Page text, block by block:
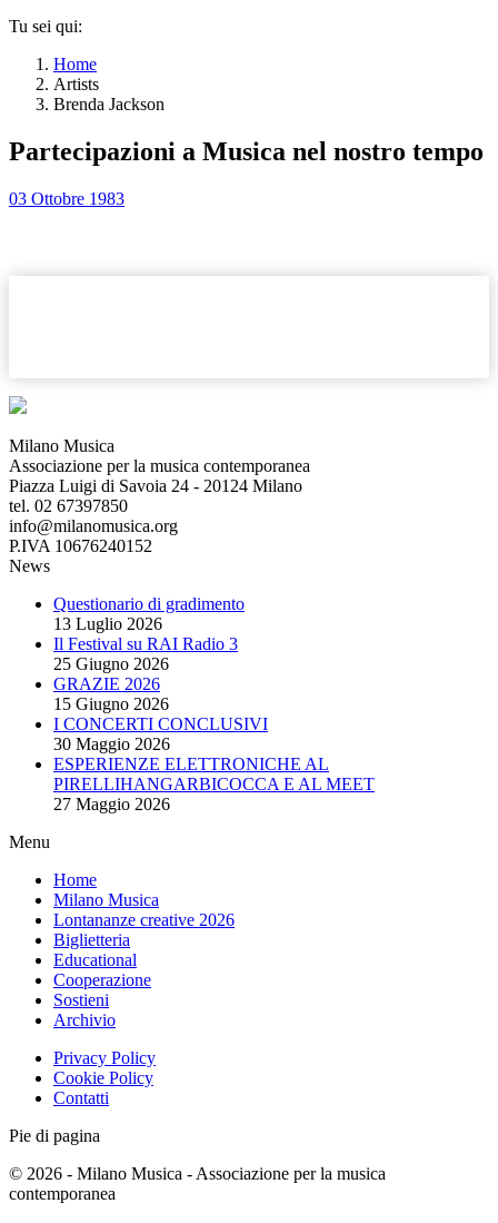
Tu sei qui:
Home
Artists
Brenda Jackson
Partecipazioni a Musica nel nostro tempo
03 Ottobre 1983
Milano Musica
Associazione per la musica contemporanea
Piazza Luigi di Savoia 24 - 20124 Milano
tel. 02 67397850
info@milanomusica.org
P.IVA 10676240152
News
Questionario di gradimento
13 Luglio 2026
Il Festival su RAI Radio 3
25 Giugno 2026
GRAZIE 2026
15 Giugno 2026
I CONCERTI CONCLUSIVI
30 Maggio 2026
ESPERIENZE ELETTRONICHE AL
PIRELLIHANGARBICOCCA E AL MEET
27 Maggio 2026
Menu
Home
Milano Musica
Lontananze creative 2026
Biglietteria
Educational
Cooperazione
Sostieni
Archivio
Privacy Policy
Cookie Policy
Contatti
Pie di pagina
© 2026 - Milano Musica - Associazione per la musica
contemporanea